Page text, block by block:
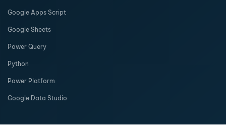
Google Apps Script
Google Sheets
Power Query
Python
Power Platform
Google Data Studio